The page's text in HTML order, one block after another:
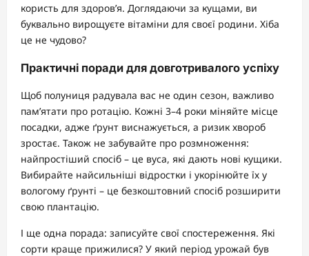
користь для здоров’я. Доглядаючи за кущами, ви
буквально вирощуєте вітаміни для своєї родини. Хіба
це не чудово?
Практичні поради для довготривалого успіху
Щоб полуниця радувала вас не один сезон, важливо
пам’ятати про ротацію. Кожні 3–4 роки міняйте місце
посадки, адже ґрунт виснажується, а ризик хвороб
зростає. Також не забувайте про розмноження:
найпростіший спосіб – це вуса, які дають нові кущики.
Вибирайте найсильніші відростки і укорінюйте їх у
вологому ґрунті – це безкоштовний спосіб розширити
свою плантацію.
І ще одна порада: записуйте свої спостереження. Які
сорти краще прижилися? У який період урожай був